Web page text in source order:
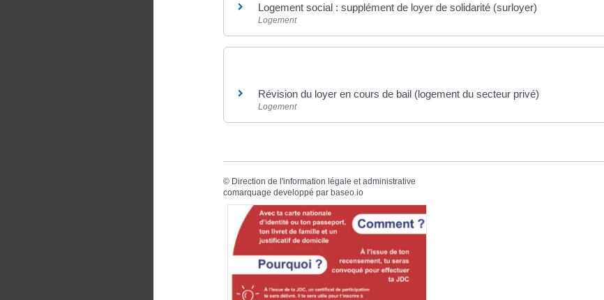
Logement social : supplément de loyer de solidarité (surloyer)
Logement
Révision du loyer en cours de bail (logement du secteur privé)
Logement
© Direction de l'information légale et administrative
comarquage developpé par baseo.io